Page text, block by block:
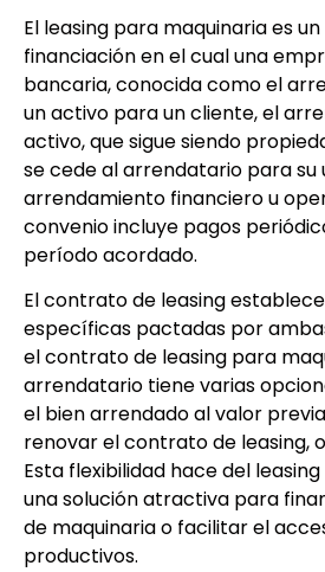
El leasing para maquinaria es
financiación en el cual una
bancaria, conocida como el
un activo para un cliente, el
activo, que sigue siendo
se cede al arrendatario para su
arrendamiento financiero u
convenio incluye pagos
período acordado.
El contrato de leasing
específicas pactadas por
el contrato de leasing para
arrendatario tiene varias
el bien arrendado al valor
renovar el contrato de leasing,
Esta flexibilidad hace del
una solución atractiva para
de maquinaria o facilitar el
productivos.